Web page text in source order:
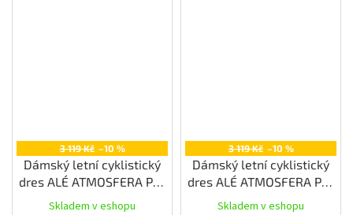
3 119 Kč –10 %
Dámský letní cyklistický
dres ALÉ ATMOSFERA PR-
Skladem v eshopu
3 119 Kč –10 %
Dámský letní cyklistický
dres ALÉ ATMOSFERA PR-
E, peonia
Skladem v eshopu